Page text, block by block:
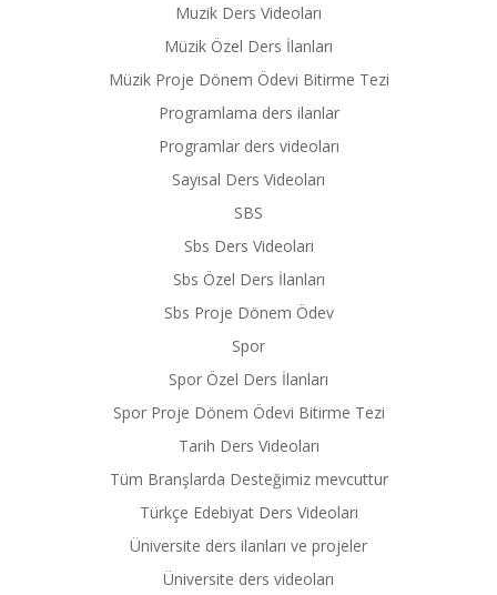
Muzik Ders Videoları
Müzik Özel Ders İlanları
Müzik Proje Dönem Ödevi Bitirme Tezi
Programlama ders ilanlar
Programlar ders videoları
Sayısal Ders Videoları
SBS
Sbs Ders Videoları
Sbs Özel Ders İlanları
Sbs Proje Dönem Ödev
Spor
Spor Özel Ders İlanları
Spor Proje Dönem Ödevi Bitirme Tezi
Tarih Ders Videoları
Tüm Branşlarda Desteğimiz mevcuttur
Türkçe Edebiyat Ders Videoları
Üniversite ders ilanları ve projeler
Üniversite ders videoları